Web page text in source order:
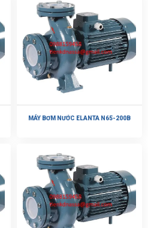
MÁY BƠM NƯỚC ELANTA N65-200B